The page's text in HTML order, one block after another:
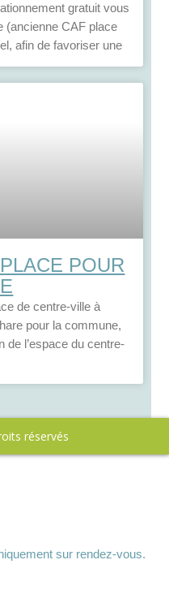
gratuit vous
(ancienne CAF place
afin de favoriser une
POUR
de centre-ville à
pour la commune,
de l’espace du centre-
réservés
sur rendez-vous.